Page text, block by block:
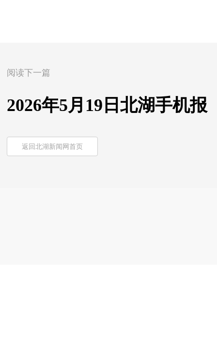
阅读下一篇
2026年5月19日北湖手机报
返回北湖新闻网首页